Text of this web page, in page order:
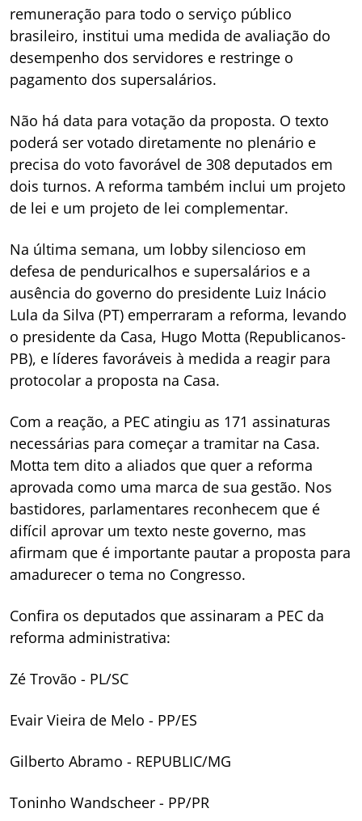
remuneração para todo o serviço público
brasileiro, institui uma medida de avaliação do
desempenho dos servidores e restringe o
pagamento dos supersalários.
Não há data para votação da proposta. O texto
poderá ser votado diretamente no plenário e
precisa do voto favorável de 308 deputados em
dois turnos. A reforma também inclui um projeto
de lei e um projeto de lei complementar.
Na última semana, um lobby silencioso em
defesa de penduricalhos e supersalários e a
ausência do governo do presidente Luiz Inácio
Lula da Silva (PT) emperraram a reforma, levando
o presidente da Casa, Hugo Motta (Republicanos-
PB), e líderes favoráveis à medida a reagir para
protocolar a proposta na Casa.
Com a reação, a PEC atingiu as 171 assinaturas
necessárias para começar a tramitar na Casa.
Motta tem dito a aliados que quer a reforma
aprovada como uma marca de sua gestão. Nos
bastidores, parlamentares reconhecem que é
difícil aprovar um texto neste governo, mas
afirmam que é importante pautar a proposta para
amadurecer o tema no Congresso.
Confira os deputados que assinaram a PEC da
reforma administrativa:
Zé Trovão - PL/SC
Evair Vieira de Melo - PP/ES
Gilberto Abramo - REPUBLIC/MG
Toninho Wandscheer - PP/PR